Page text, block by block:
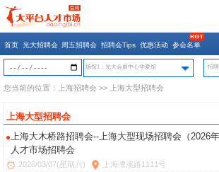
首页 光大招聘会 周五招聘会 招聘会Tips 优惠活动 参会名单
场馆1：光大会展中心华夏馆
您当前的位置： 上海招聘会 >> 上海大型招聘会
上海大型招聘会
上海大木桥路招聘会--上海大型现场招聘会（2026
人才市场招聘会
2026/03/07(星期六) 上海漕溪路1111号